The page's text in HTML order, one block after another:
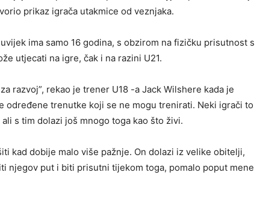
prikaz igrača utakmice od veznjaka.
ima samo 16 godina, s obzirom na fizičku prisutnost s
utjecati na igre, čak i na razini U21.
razvoj”, rekao je trener U18 -a Jack Wilshere kada je
određene trenutke koji se ne mogu trenirati. Neki igrači to
s tim dolazi još mnogo toga kao što živi.
kad dobije malo više pažnje. On dolazi iz velike obitelji,
njegov put i biti prisutni tijekom toga, pomalo poput mene